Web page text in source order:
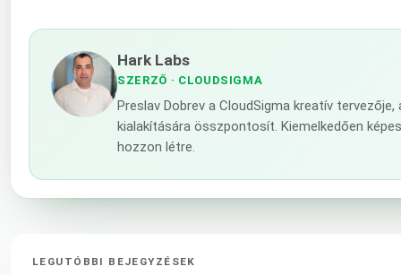
Hark Labs
SZERZŐ · CLOUDSIGMA
Preslav Dobrev a CloudSigma kreatív
kialakítására összpontosít. Kiemelkedően
hozzon létre.
LEGUTÓBBI BEJEGYZÉSEK